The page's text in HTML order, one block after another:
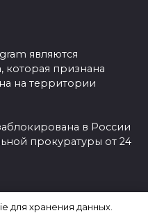
являются
которая признана
на территории
в России
прокуратуры от 24
для хранения данных.